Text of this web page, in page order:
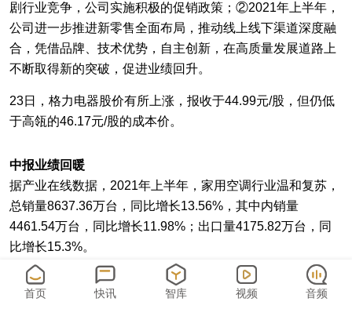
剧行业竞争，公司实施积极的促销政策；②2021年上半年，
公司进一步推进新零售全面布局，推动线上线下渠道深度融
合，凭借品牌、技术优势，自主创新，在高质量发展道路上
不断取得新的突破，促进业绩回升。
23日，格力电器股价有所上涨，报收于44.99元/股，但仍低
于高瓴的46.17元/股的成本价。
中报业绩回暖
据产业在线数据，2021年上半年，家用空调行业温和复苏，
总销量8637.36万台，同比增长13.56%，其中内销量
4461.54万台，同比增长11.98%；出口量4175.82万台，同
比增长15.3%。
其中，空调内销方面，受全国多地天气升温较慢、原材料价
格上涨以及地产竣工不及预期等多重因素影响，空调行业终
首页 快讯 智库 视频 音频